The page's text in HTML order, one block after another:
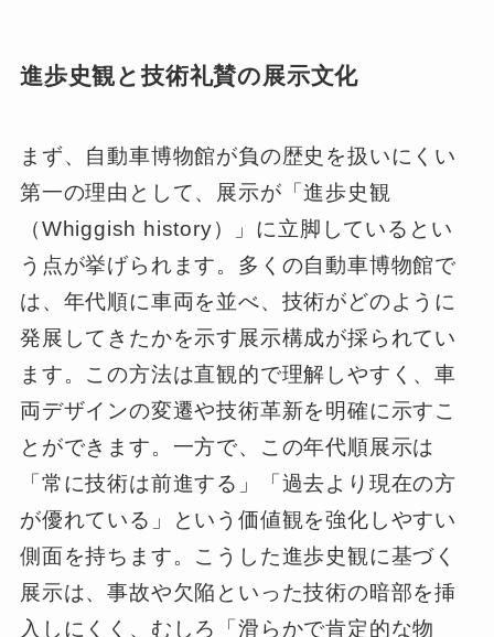
進歩史観と技術礼賛の展示文化
まず、自動車博物館が負の歴史を扱いにくい
第一の理由として、展示が「進歩史観
（Whiggish history）」に立脚しているとい
う点が挙げられます。多くの自動車博物館で
は、年代順に車両を並べ、技術がどのように
発展してきたかを示す展示構成が採られてい
ます。この方法は直観的で理解しやすく、車
両デザインの変遷や技術革新を明確に示すこ
とができます。一方で、この年代順展示は
「常に技術は前進する」「過去より現在の方
が優れている」という価値観を強化しやすい
側面を持ちます。こうした進歩史観に基づく
展示は、事故や欠陥といった技術の暗部を挿
入しにくく、むしろ「滑らかで肯定的な物